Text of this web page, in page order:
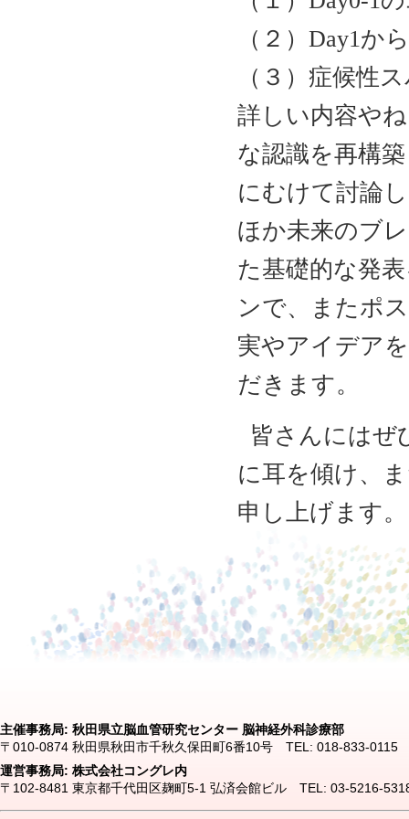
（２）Day1か
（３）症候性
詳しい内容や
な認識を再構
にむけて討論
ほか未来のブ
た基礎的な発
ンで、またポ
実やアイデア
だきます。
皆さんにはぜ
に耳を傾け、
申し上げます。
主催事務局: 秋田県立脳血管研究センター 脳神経外科診療部
〒010-0874 秋田県秋田市千秋久保田町6番10号 TEL: 018-833-
運営事務局: 株式会社コングレ内
〒102-8481 東京都千代田区麹町5-1 弘済会館ビル TEL: 03-5216-